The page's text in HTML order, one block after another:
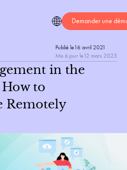
Demander une
Publié le16 avril 2021
Mis à jour le 12 mars 2025
in the
to
Remotely